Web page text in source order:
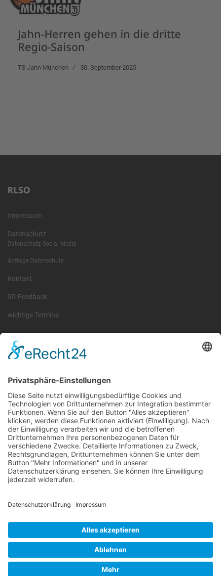
Jahn-Herren gehen in die dritte
Regio-Saison
TS Jahn München 30. September 2025
RLSO
Impressum
Datenschutz
Datenschutz Social Media
Anfrage Datenschutz
Kontakt
SR-Feedback
wichtige Termine
Information
Sachsen und Thüringen. Er ist als eingetragener Verein tätig und
gleichzeitig Veranstalter der Spiele der Regionalliga in
verschiedenen Ligen.
Die RLSO ist jetzt auch erreichbar unter der Adresse
Wir betreiben ...